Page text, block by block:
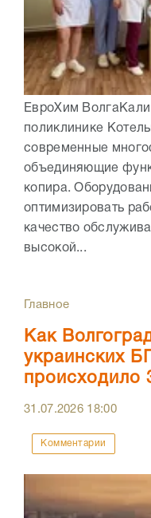
ЕвроХим
поликлинике
современные
объединяющие
копира.
оптимизировать
качество
высокой...
Главное
Как
украинских
происходило
31.07.2026 18:00
Комментарии